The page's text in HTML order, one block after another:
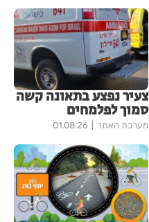
צעיר נפצע בתאונה קשה
סמוך לפלמחים
מערכת האתר 01.08.26